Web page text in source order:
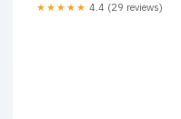
★★★★★ 4.4 (29 reviews)